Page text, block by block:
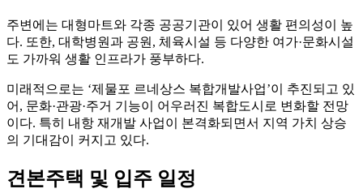
주변에는 대형마트와 각종 공공기관이 있어 생활 편의성이 높
다. 또한, 대학병원과 공원, 체육시설 등 다양한 여가·문화시설
도 가까워 생활 인프라가 풍부하다.
미래적으로는 ‘제물포 르네상스 복합개발사업’이 추진되고 있
어, 문화·관광·주거 기능이 어우러진 복합도시로 변화할 전망
이다. 특히 내항 재개발 사업이 본격화되면서 지역 가치 상승
의 기대감이 커지고 있다.
견본주택 및 입주 일정